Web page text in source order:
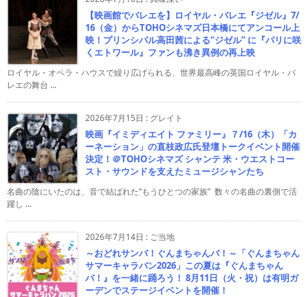
【映画館でバレエを】ロイヤル・バレエ『ジゼル』7/
16（金）からTOHOシネマズ日本橋にてアンコール上
映！プリンシパル高田茜による“ジゼル” に『パリに咲
くエトワール』ファンも沸き異例の再上映
ロイヤル・オペラ・ハウスで繰り広げられる、世界最高峰の英国ロイヤル・バ
レエの舞台 ...
2026年7月15日 : グレイト
映画『イミディエイト ファミリー』７/16（木）「カ
ーネーション」の直枝政広氏登壇トークイベント開催
決定！＠TOHOシネマズ シャンテ 米・ウエストコー
スト・サウンドを支えたミュージシャンたち
名曲の陰にいたのは、音で結ばれた“もうひとつの家族” 数々の名曲の裏側で活
躍し ...
2026年7月14日 : ご当地
～おどれサンバ！ぐんまちゃんバ！～「ぐんまちゃん
サマーキャラバン2026」この夏は『ぐんまちゃん
バ！』を一緒に踊ろう！ 8月11日（火・祝）は有明ガ
ーデンでステージイベントを開催！